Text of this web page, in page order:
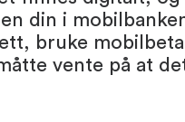
din i
bruke
vente på at